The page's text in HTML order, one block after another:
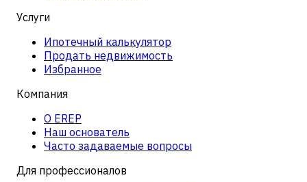
Услуги
Ипотечный калькулятор
Продать недвижимость
Избранное
Компания
О EREP
Наш основатель
Часто задаваемые вопросы
Для профессионалов